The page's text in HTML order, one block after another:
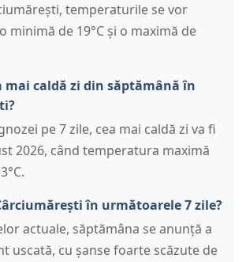
temperaturile se vor
minimă de 19°C și o maximă de
mai caldă zi din săptămână în
pe 7 zile, cea mai caldă zi va fi
2026, când temperatura maximă
în următoarele 7 zile?
actuale, săptămâna se anunță a
uscată, cu șanse foarte scăzute de